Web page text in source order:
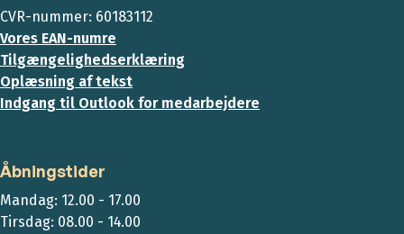
CVR-nummer: 60183112
Vores EAN-numre
Tilgængelighedserklæring
Oplæsning af tekst
Indgang til Outlook for medarbejdere
Åbningstider
Mandag: 12.00 - 17.00
Tirsdag: 08.00 - 14.00